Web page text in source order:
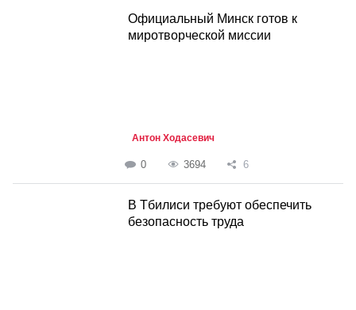
Официальный Минск готов к
миротворческой миссии
Антон Ходасевич
0 3694 6
В Тбилиси требуют обеспечить
безопасность труда